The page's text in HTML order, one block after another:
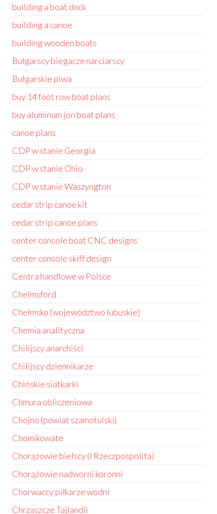
building a boat dock
building a canoe
building wooden boats
Bułgarscy biegacze narciarscy
Bułgarskie piwa
buy 14 foot row boat plans
buy aluminum jon boat plans
canoe plans
CDP w stanie Georgia
CDP w stanie Ohio
CDP w stanie Waszyngton
cedar strip canoe kit
cedar strip canoe plans
center console boat CNC designs
center console skiff design
Centra handlowe w Polsce
Chelmsford
Chełmsko (województwo lubuskie)
Chemia analityczna
Chilijscy anarchiści
Chilijscy dziennikarze
Chińskie siatkarki
Chmura obliczeniowa
Chojno (powiat szamotulski)
Chomikowate
Chorążowie bielscy (I Rzeczpospolita)
Chorążowie nadworni koronni
Chorwaccy piłkarze wodni
Chrząszcze Tajlandii